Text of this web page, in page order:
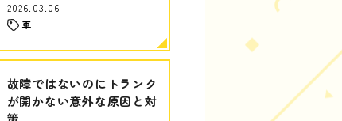
2026.03.06
車
故障ではないのにトランク
が開かない意外な原因と対